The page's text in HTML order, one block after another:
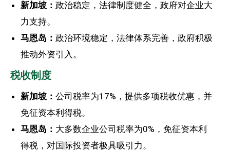
新加坡： 政治稳定，法律制度健全，政府对企业大
力支持。
马恩岛： 政治环境稳定，法律体系完善，政府积极
推动外资引入。
税收制度
新加坡： 公司税率为17%，提供多项税收优惠，并
免征资本利得税。
马恩岛： 大多数企业公司税率为0%，免征资本利
得税，对国际投资者极具吸引力。